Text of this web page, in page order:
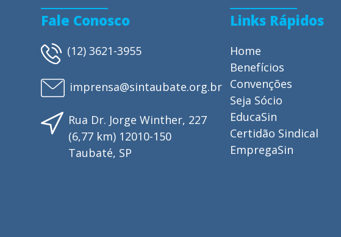
Fale Conosco
(12) 3621-3955
imprensa@sintaubate.org.br
Rua Dr. Jorge Winther, 227
(6,77 km) 12010-150
Taubaté, SP
Links Rápidos
Home
Benefícios
Convenções
Seja Sócio
EducaSin
Certidão Sindical
EmpregaSin